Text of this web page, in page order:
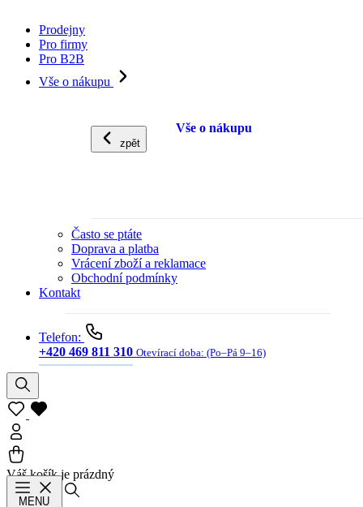
Prodejny
Pro firmy
Pro B2B
Vše o nákupu
zpět
Vše o nákupu
Často se ptáte
Doprava a platba
Vrácení zboží a reklamace
Obchodní podmínky
Kontakt
Telefon:
+420 469 811 310 Otevírací doba: (Po–Pá 9–16)
Váš košík je prázdný
MENU